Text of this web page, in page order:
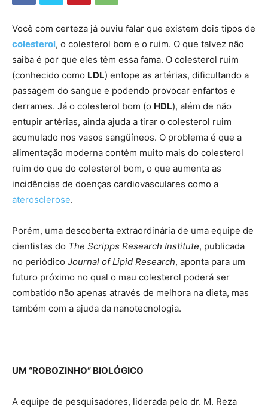
Você com certeza já ouviu falar que existem dois tipos de
colesterol, o colesterol bom e o ruim. O que talvez não
saiba é por que eles têm essa fama. O colesterol ruim
(conhecido como LDL) entope as artérias, dificultando a
passagem do sangue e podendo provocar enfartos e
derrames. Já o colesterol bom (o HDL), além de não
entupir artérias, ainda ajuda a tirar o colesterol ruim
acumulado nos vasos sangüíneos. O problema é que a
alimentação moderna contém muito mais do colesterol
ruim do que do colesterol bom, o que aumenta as
incidências de doenças cardiovasculares como a
aterosclerose.
Porém, uma descoberta extraordinária de uma equipe de
cientistas do The Scripps Research Institute, publicada
no periódico Journal of Lipid Research, aponta para um
futuro próximo no qual o mau colesterol poderá ser
combatido não apenas através de melhora na dieta, mas
também com a ajuda da nanotecnologia.
UM “ROBOZINHO” BIOLÓGICO
A equipe de pesquisadores, liderada pelo dr. M. Reza